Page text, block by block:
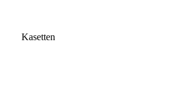
Kasetten